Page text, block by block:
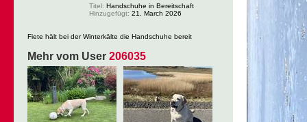
Titel: Handschuhe in Bereitschaft
Hinzugefügt: 21. March 2026
Fiete hält bei der Winterkälte die Handschuhe bereit
Mehr vom User 206035